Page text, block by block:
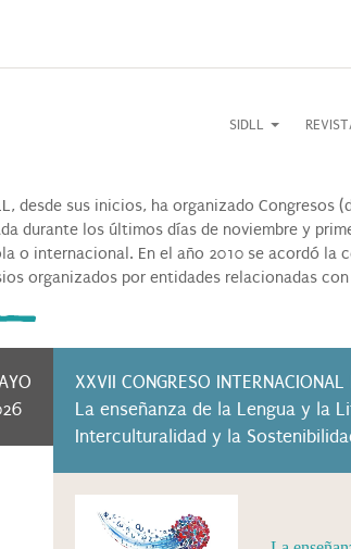
SIDLL
desde sus inicios, ha organizado
durante los últimos días de noviembre y
o internacional. En el año 2010 se acordó la
organizados por entidades relacionadas
XXVII CONGRESO
La enseñanza de la Lengua y la
Interculturalidad y la